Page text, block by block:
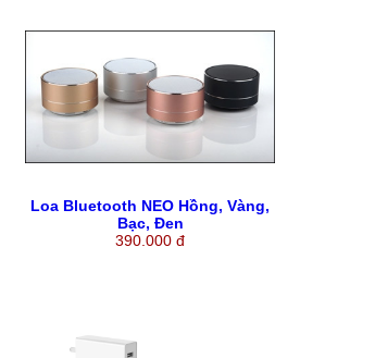
Loa Bluetooth NEO Hồng, Vàng,
Bạc, Đen
390.000 đ